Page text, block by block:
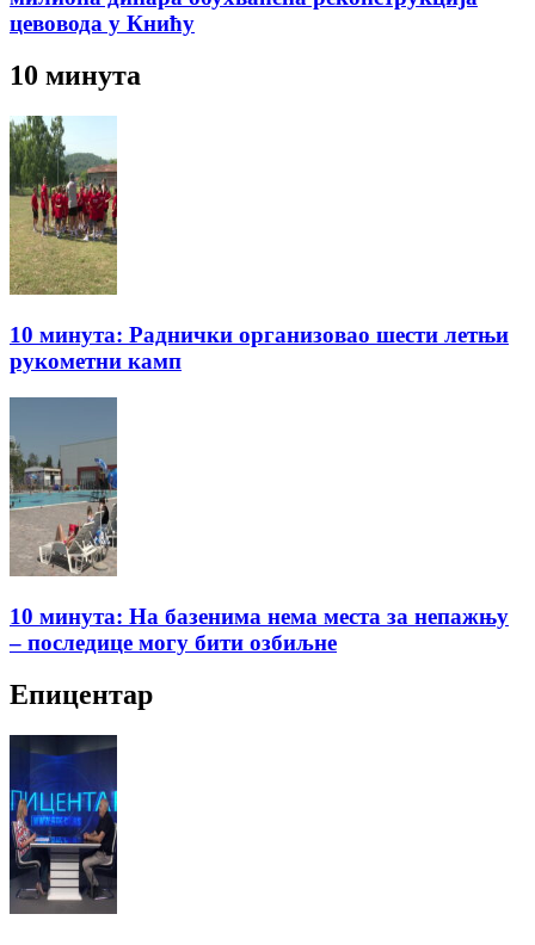
цевовода у Книћу
10 минута
10 минута: Раднички организовао шести летњи
рукометни камп
10 минута: На базенима нема места за непажњу
– последице могу бити озбиљне
Епицентар